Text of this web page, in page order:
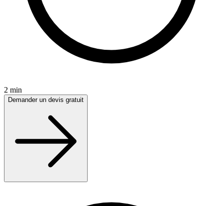
2 min
Demander un devis gratuit